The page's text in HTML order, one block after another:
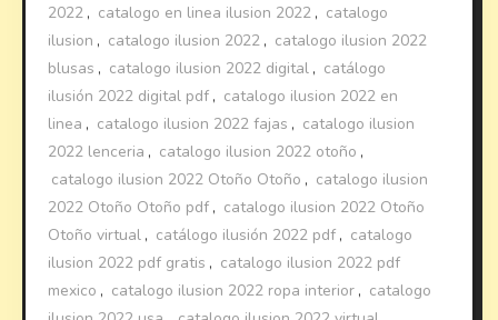
2022 , catalogo en linea ilusion 2022 , catalogo
ilusion , catalogo ilusion 2022 , catalogo ilusion 2022
blusas , catalogo ilusion 2022 digital , catálogo
ilusión 2022 digital pdf , catalogo ilusion 2022 en
linea , catalogo ilusion 2022 fajas , catalogo ilusion
2022 lenceria , catalogo ilusion 2022 otoño ,
catalogo ilusion 2022 Otoño Otoño , catalogo ilusion
2022 Otoño Otoño pdf , catalogo ilusion 2022 Otoño
Otoño virtual , catálogo ilusión 2022 pdf , catalogo
ilusion 2022 pdf gratis , catalogo ilusion 2022 pdf
mexico , catalogo ilusion 2022 ropa interior , catalogo